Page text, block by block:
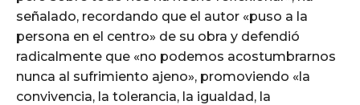
señalado, recordando que el autor «puso a la
persona en el centro» de su obra y defendió
radicalmente que «no podemos acostumbrarnos
nunca al sufrimiento ajeno», promoviendo «la
convivencia, la tolerancia, la igualdad, la